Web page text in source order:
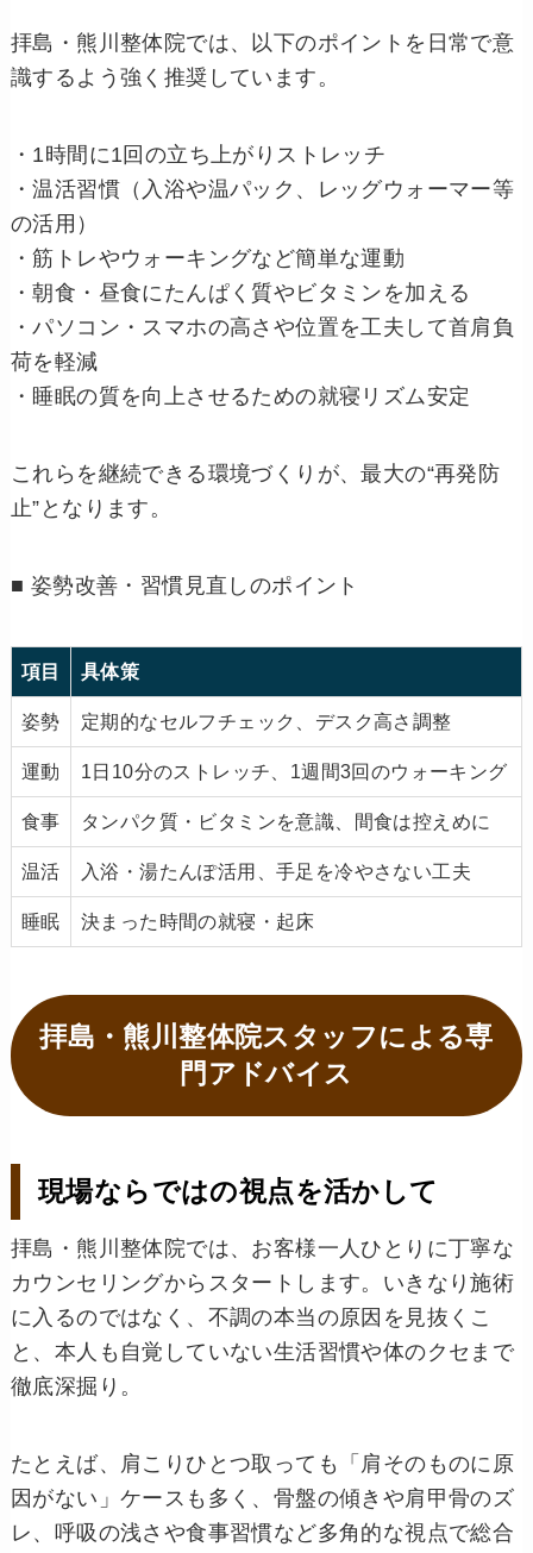
拝島・熊川整体院では、以下のポイントを日常で意
識するよう強く推奨しています。
・1時間に1回の立ち上がりストレッチ
・温活習慣（入浴や温パック、レッグウォーマー等
の活用）
・筋トレやウォーキングなど簡単な運動
・朝食・昼食にたんぱく質やビタミンを加える
・パソコン・スマホの高さや位置を工夫して首肩負
荷を軽減
・睡眠の質を向上させるための就寝リズム安定
これらを継続できる環境づくりが、最大の“再発防
止”となります。
■ 姿勢改善・習慣見直しのポイント
項目 具体策
姿勢 定期的なセルフチェック、デスク高さ調整
運動 1日10分のストレッチ、1週間3回のウォーキング
食事 タンパク質・ビタミンを意識、間食は控えめに
温活 入浴・湯たんぽ活用、手足を冷やさない工夫
睡眠 決まった時間の就寝・起床
拝島・熊川整体院スタッフによる専
門アドバイス
現場ならではの視点を活かして
拝島・熊川整体院では、お客様一人ひとりに丁寧な
カウンセリングからスタートします。いきなり施術
に入るのではなく、不調の本当の原因を見抜くこ
と、本人も自覚していない生活習慣や体のクセまで
徹底深掘り。
たとえば、肩こりひとつ取っても「肩そのものに原
因がない」ケースも多く、骨盤の傾きや肩甲骨のズ
レ、呼吸の浅さや食事習慣など多角的な視点で総合